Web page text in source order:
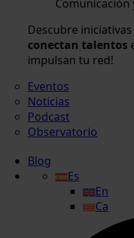
Comunicación
Descubre
conectan talentos
impulsan tu red!
Eventos
Noticias
Podcast
Observatorio
Blog
Es
En
Ca